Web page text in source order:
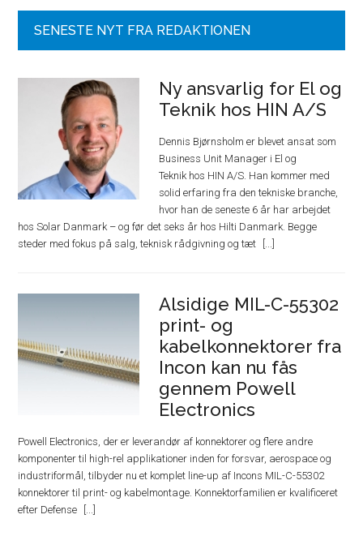
SENESTE NYT FRA REDAKTIONEN
Ny ansvarlig for El og
Teknik hos HIN A/S
Dennis Bjørnsholm er blevet ansat som
Business Unit Manager i El og
Teknik hos HIN A/S. Han kommer med
solid erfaring fra den tekniske branche,
hvor han de seneste 6 år har arbejdet
hos Solar Danmark – og før det seks år hos Hilti Danmark. Begge
steder med fokus på salg, teknisk rådgivning og tæt
Alsidige MIL-C-55302
print- og
kabelkonnektorer fra
Incon kan nu fås
gennem Powell
Electronics
Powell Electronics, der er leverandør af konnektorer og flere andre
komponenter til high-rel applikationer inden for forsvar, aerospace og
industriformål, tilbyder nu et komplet line-up af Incons MIL-C-55302
konnektorer til print- og kabelmontage. Konnektorfamilien er kvalificeret
efter Defense